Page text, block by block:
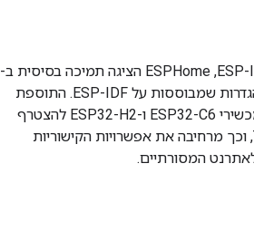
בעדכון ESP-IDF 5.3.2,‏ ESPHome הציגה תמיכה בסיסית ב-
OpenThread להגדרות שמבוססות על ESP-IDF. התוספת
הזו מאפשרת למכשירי ESP32-C6 ו-ESP32-H2 להצטרף
לרשתות Thread, וכך מרחיבה את אפשרויות הקישוריות